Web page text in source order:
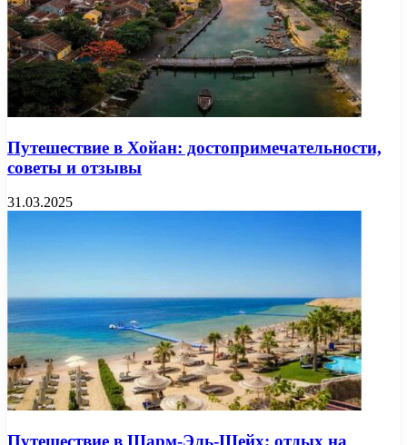
Путешествие в Хойан: достопримечательности,
советы и отзывы
31.03.2025
Путешествие в Шарм-Эль-Шейх: отдых на